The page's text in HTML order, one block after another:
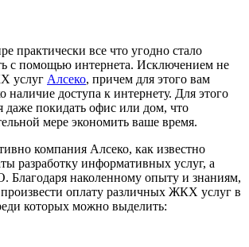
практически все что угодно стало
с помощью интернета. Исключением не
услуг Алсеко, причем для этого вам
наличие доступа к интернету. Для этого
даже покидать офис или дом, что
мере экономить ваше время.
компания Алсеко, как известно
разработку информативных услуг, а
Благодаря наколенному опыту и знаниям,
оплату различных ЖКХ услуг в
которых можно выделить: